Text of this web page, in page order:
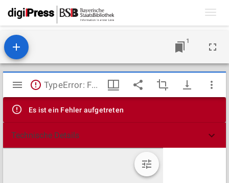
1
Mirador
Viewer
TypeError: Failed to fetch
Es ist ein Fehler aufgetreten
Technische Details